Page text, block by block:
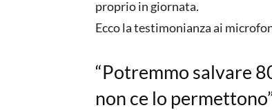
proprio in giornata.
Ecco la testimonianza ai
“Potremmo salvare
non ce lo